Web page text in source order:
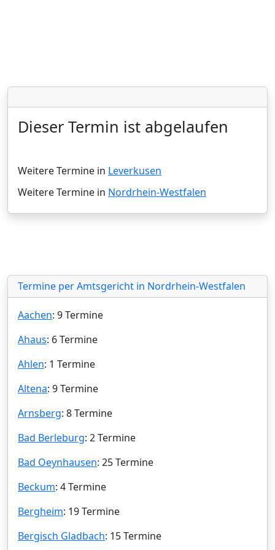
Dieser Termin ist abgelaufen
Weitere Termine in Leverkusen
Weitere Termine in Nordrhein-Westfalen
Termine per Amtsgericht in Nordrhein-Westfalen
Aachen: 9 Termine
Ahaus: 6 Termine
Ahlen: 1 Termine
Altena: 9 Termine
Arnsberg: 8 Termine
Bad Berleburg: 2 Termine
Bad Oeynhausen: 25 Termine
Beckum: 4 Termine
Bergheim: 19 Termine
Bergisch Gladbach: 15 Termine